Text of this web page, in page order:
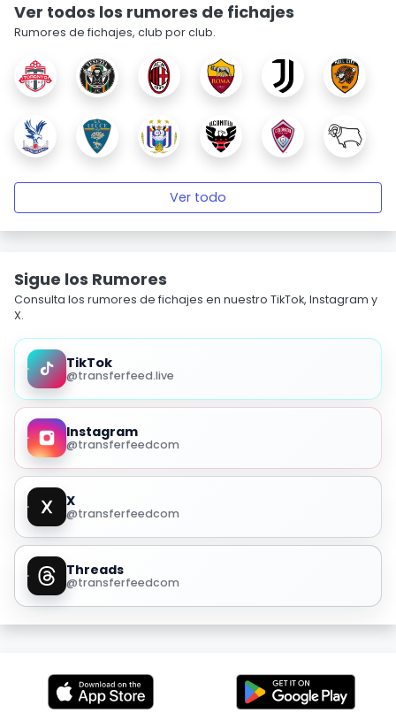
Ver todos los rumores de fichajes
Rumores de fichajes, club por club.
Ver todo
Sigue los Rumores
Consulta los rumores de fichajes en nuestro TikTok, Instagram y
X.
TikTok
@transferfeed.live
Instagram
@transferfeedcom
X
@transferfeedcom
Threads
@transferfeedcom